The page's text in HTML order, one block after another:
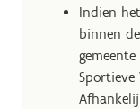
Indien
binnen
Sportieve